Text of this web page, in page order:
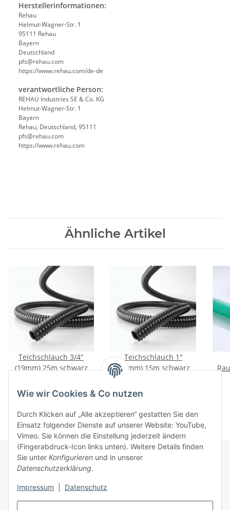
Wie wir Cookies & Co nutzen
Durch Klicken auf „Alle akzeptieren“ gestatten Sie den
Einsatz folgender Dienste auf unserer Website: YouTube,
Vimeo. Sie können die Einstellung jederzeit ändern
(Fingerabdruck-Icon links unten). Weitere Details finden
Sie unter Konfigurieren und in unserer
Datenschutzerklärung.
Impressum Datenschutz
Herstellerinformationen:
Rehau
Helmut-Wagner-Str. 1
95111 Rehau
Bayern
Deutschland
pfs@rehau.com
https://www.rehau.com/de-de
verantwortliche Person:
REHAU Industries SE & Co. KG
Helmut-Wagner-Str. 1
Bayern
Rehau, Deutschland, 95111
pfs@rehau.com
https://www.rehau.com
Ähnliche Artikel
Teichschlauch 3/4"
(19mm) 25m schwarz
Teichschlauch 1"
(25mm) 15m schwarz